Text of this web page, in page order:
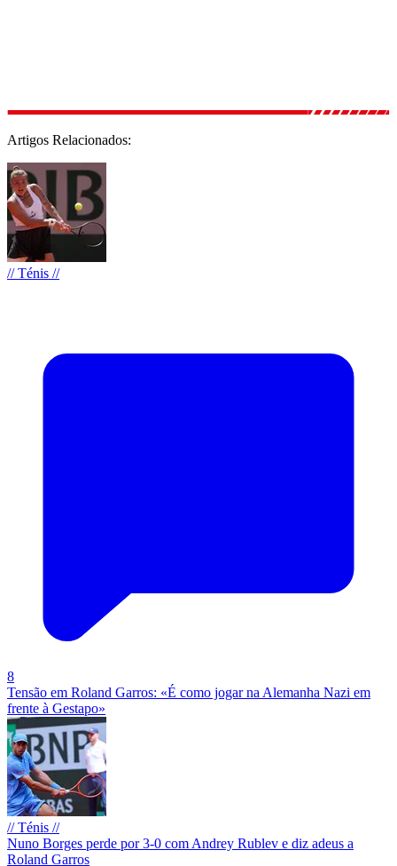
Artigos Relacionados:
// Ténis //
8
Tensão em Roland Garros: «É como jogar na Alemanha Nazi em
frente à Gestapo»
// Ténis //
Nuno Borges perde por 3-0 com Andrey Rublev e diz adeus a
Roland Garros